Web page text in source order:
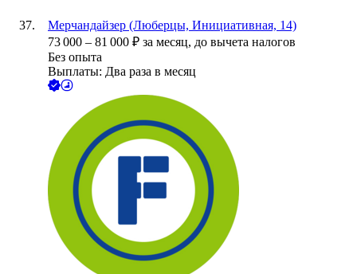
Мерчандайзер (Люберцы, Инициативная, 14)
73 000 – 81 000 ₽ за месяц, до вычета налогов
Без опыта
Выплаты: Два раза в месяц